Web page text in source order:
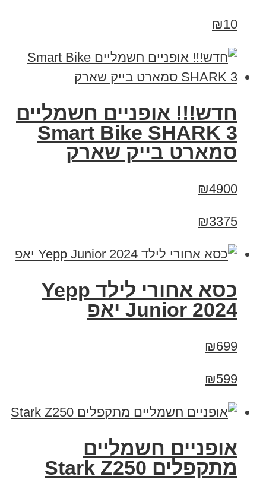
₪10
חדש!!! אופניים חשמליים
Smart Bike SHARK 3
סמארט בייק שארק
₪4900
₪3375
כסא אחורי לילד Yepp
Junior 2024 יאפ
₪699
₪599
‏אופניים חשמליים
‏מתקפלים Stark Z250